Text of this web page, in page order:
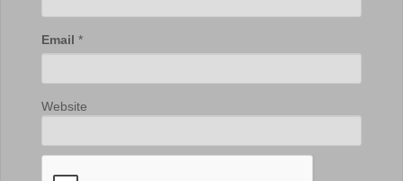
Email *
Website